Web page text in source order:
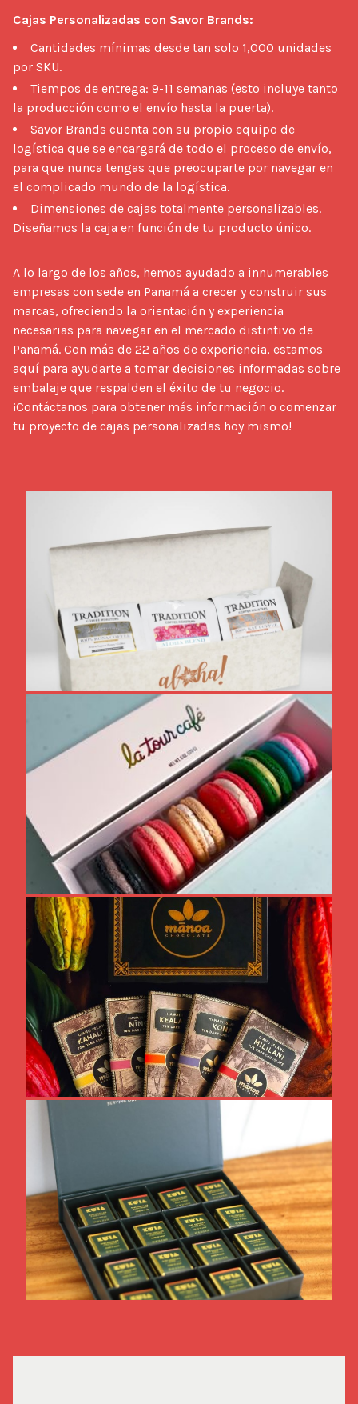
Cajas Personalizadas con Savor Brands:
Cantidades mínimas desde tan solo 1,000 unidades
por SKU.
Tiempos de entrega: 9-11 semanas (esto incluye tanto
la producción como el envío hasta la puerta).
Savor Brands cuenta con su propio equipo de
logística que se encargará de todo el proceso de envío,
para que nunca tengas que preocuparte por navegar en
el complicado mundo de la logística.
Dimensiones de cajas totalmente personalizables.
Diseñamos la caja en función de tu producto único.
A lo largo de los años, hemos ayudado a innumerables
empresas con sede en Panamá a crecer y construir sus
marcas, ofreciendo la orientación y experiencia
necesarias para navegar en el mercado distintivo de
Panamá. Con más de 22 años de experiencia, estamos
aquí para ayudarte a tomar decisiones informadas sobre
embalaje que respalden el éxito de tu negocio.
¡Contáctanos para obtener más información o comenzar
tu proyecto de cajas personalizadas hoy mismo!